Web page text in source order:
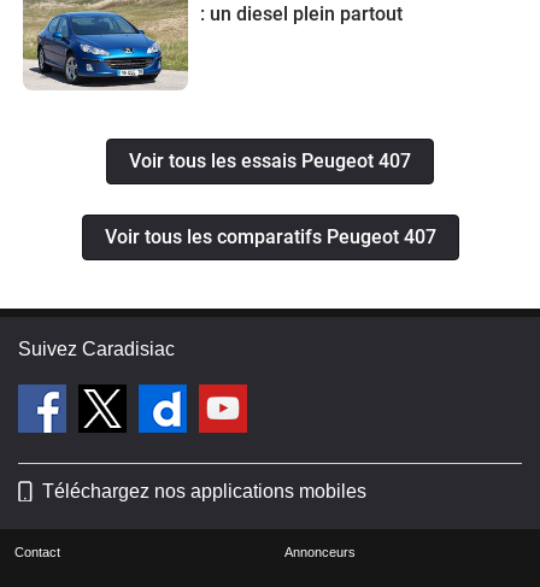
: un diesel plein partout
Voir tous les essais Peugeot 407
Voir tous les comparatifs Peugeot 407
Suivez Caradisiac
Téléchargez nos applications mobiles
Contact Annonceurs